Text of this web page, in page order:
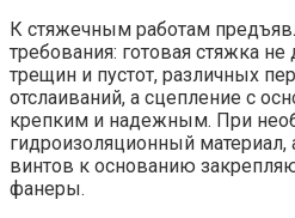
К стяжечным работам
требования: готовая стяжка
трещин и пустот, различных
отслаиваний, а сцепление с
крепким и надежным. При
гидроизоляционный
винтов к основанию
фанеры.